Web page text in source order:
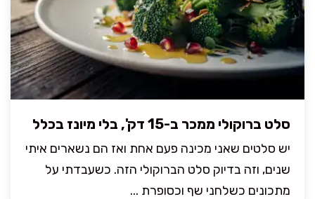
סלט ברוקולי ממכר ב-15 דק', בלי מיונז בכלל
יש סלטים שאני מכינה פעם אחת ואז הם נשארים איתי
שנים, וזה בדיוק סלט הברוקולי הזה. כשעבדתי על
מתכונים כשלחני שף וכסופרת ...